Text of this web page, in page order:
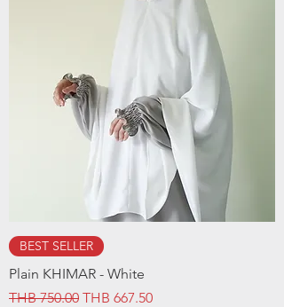
BEST SELLER
Plain KHIMAR - White
Regular Price
THB 750.00 Sale Price
THB 667.50